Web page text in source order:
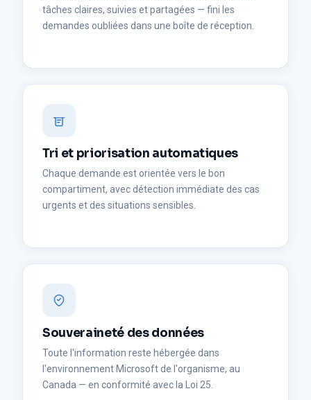
tâches claires, suivies et partagées — fini les
demandes oubliées dans une boîte de réception.
Tri et priorisation automatiques
Chaque demande est orientée vers le bon
compartiment, avec détection immédiate des cas
urgents et des situations sensibles.
Souveraineté des données
Toute l'information reste hébergée dans
l'environnement Microsoft de l'organisme, au
Canada — en conformité avec la Loi 25.